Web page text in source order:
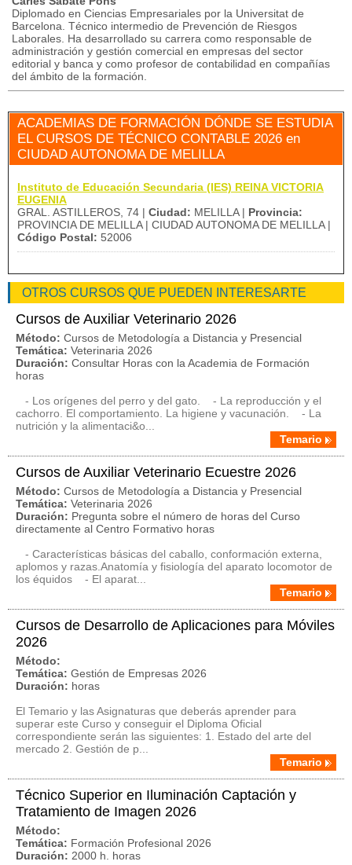
Diplomado en Ciencias Empresariales por la Universitat de
Barcelona. Técnico intermedio de Prevención de Riesgos
Laborales. Ha desarrollado su carrera como responsable de
administración y gestión comercial en empresas del sector
editorial y banca y como profesor de contabilidad en compañías
del ámbito de la formación.
ACADEMIAS DE FORMACIÓN DÓNDE SE ESTUDIA
EL CURSOS DE TÉCNICO CONTABLE 2026 en
CIUDAD AUTONOMA DE MELILLA
Instituto de Educación Secundaria (IES) REINA VICTORIA
EUGENIA
GRAL. ASTILLEROS, 74 | Ciudad: MELILLA | Provincia:
PROVINCIA DE MELILLA | CIUDAD AUTONOMA DE MELILLA |
Código Postal: 52006
OTROS CURSOS QUE PUEDEN INTERESARTE
Cursos de Auxiliar Veterinario 2026
Método: Cursos de Metodología a Distancia y Presencial
Temática: Veterinaria 2026
Duración: Consultar Horas con la Academia de Formación
horas
- Los orígenes del perro y del gato. - La reproducción y el
cachorro. El comportamiento. La higiene y vacunación. - La
nutrición y la alimentaci&o...
Temario
Cursos de Auxiliar Veterinario Ecuestre 2026
Método: Cursos de Metodología a Distancia y Presencial
Temática: Veterinaria 2026
Duración: Pregunta sobre el número de horas del Curso
directamente al Centro Formativo horas
- Características básicas del caballo, conformación externa,
aplomos y razas.Anatomía y fisiología del aparato locomotor de
los équidos - El aparat...
Temario
Cursos de Desarrollo de Aplicaciones para Móviles
2026
Método:
Temática: Gestión de Empresas 2026
Duración: horas
El Temario y las Asignaturas que deberás aprender para
superar este Curso y conseguir el Diploma Oficial
correspondiente serán las siguientes: 1. Estado del arte del
mercado 2. Gestión de p...
Temario
Técnico Superior en Iluminación Captación y
Tratamiento de Imagen 2026
Método:
Temática: Formación Profesional 2026
Duración: 2000 h. horas